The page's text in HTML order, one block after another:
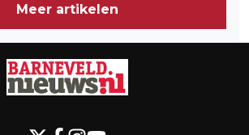
Meer artikelen